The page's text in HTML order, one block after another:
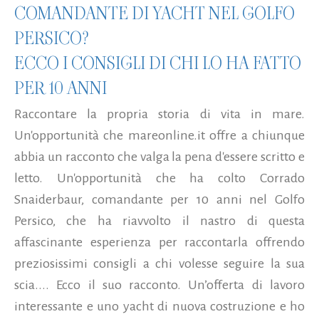
COMANDANTE DI YACHT NEL GOLFO
PERSICO?
ECCO I CONSIGLI DI CHI LO HA FATTO
PER 10 ANNI
Raccontare la propria storia di vita in mare.
Un'opportunità che mareonline.it offre a chiunque
abbia un racconto che valga la pena d'essere scritto e
letto. Un'opportunità che ha colto Corrado
Snaiderbaur, comandante per 10 anni nel Golfo
Persico, che ha riavvolto il nastro di questa
affascinante esperienza per raccontarla offrendo
preziosissimi consigli a chi volesse seguire la sua
scia.... Ecco il suo racconto. Un’offerta di lavoro
interessante e uno yacht di nuova costruzione e ho